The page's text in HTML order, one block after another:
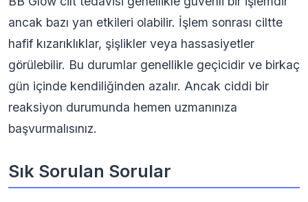
ancak bazı yan etkileri olabilir. İşlem sonrası ciltte
hafif kızarıklıklar, şişlikler veya hassasiyetler
görülebilir. Bu durumlar genellikle geçicidir ve birkaç
gün içinde kendiliğinden azalır. Ancak ciddi bir
reaksiyon durumunda hemen uzmanınıza
başvurmalısınız.
Sık Sorulan Sorular